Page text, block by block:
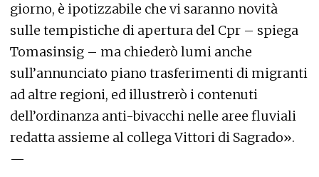
giorno, è ipotizzabile che vi saranno novità
sulle tempistiche di apertura del Cpr – spiega
Tomasinsig – ma chiederò lumi anche
sull’annunciato piano trasferimenti di migranti
ad altre regioni, ed illustrerò i contenuti
dell’ordinanza anti-bivacchi nelle aree fluviali
redatta assieme al collega Vittori di Sagrado».
—